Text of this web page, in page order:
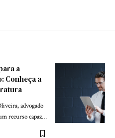
a
Conheça a
advogado
recurso capaz…